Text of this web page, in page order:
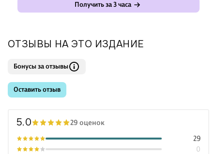
Получить за 3 часа
ОТЗЫВЫ НА ЭТО ИЗДАНИЕ
Бонусы за отзывы
Оставить отзыв
5.0 29 оценок
0
29